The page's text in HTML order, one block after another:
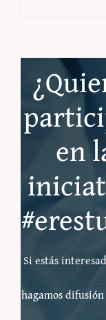
en
Si estás
hagamos